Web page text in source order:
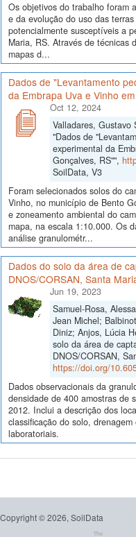
Os objetivos do trabalho foram
e da evolução do uso das
potencialmente susceptíveis a
Maria, RS. Através de técnicas
mapas d...
Dados de "Levantamento
da Embrapa Uva e Vinho
Oct 12, 2024
Valladares,
"Dados de
experimental da
Gonçalves, RS"",
SoilData, V3
Foram selecionados solos do
Vinho, no município de Bento
e zoneamento ambiental do
mapa, na escala 1:10.000. Os
análise granulométr...
Dados do solo da área de
DNOS/CORSAN, Santa
Jun 19, 2023
Samuel-Rosa,
Jean Michel;
Diniz; Anjos, Lúcia
solo da área de
DNOS/CORSAN,
https://doi.org/
Dados observacionais da
densidade de 400 amostras de
2012. Inclui a descrição dos
classificação do solo,
laboratoriais.
Copyright © 2026, SoilData